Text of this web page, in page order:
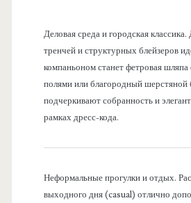
Деловая среда и городская классика.
тренчей и структурных блейзеров
компаньоном станет фетровая
полями или благородный шерстяной
подчеркивают собранность и
рамках дресс-кода.
Неформальные прогулки и отдых.
выходного дня (casual) отлично